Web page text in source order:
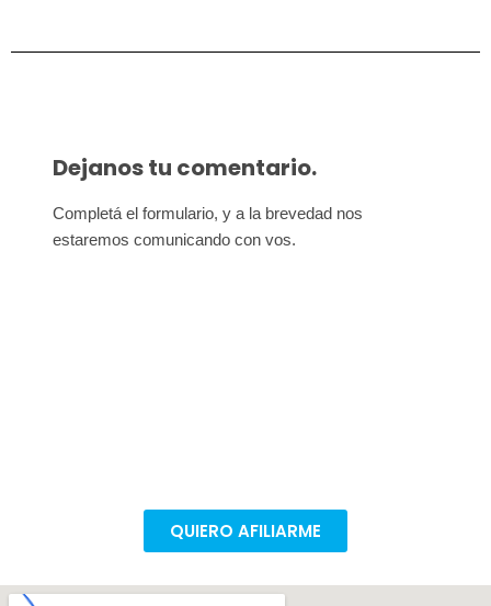
Dejanos tu comentario.
Completá el formulario, y a la brevedad nos
estaremos comunicando con vos.
QUIERO AFILIARME